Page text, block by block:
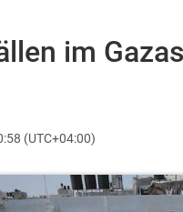
im
(UTC+04:00)